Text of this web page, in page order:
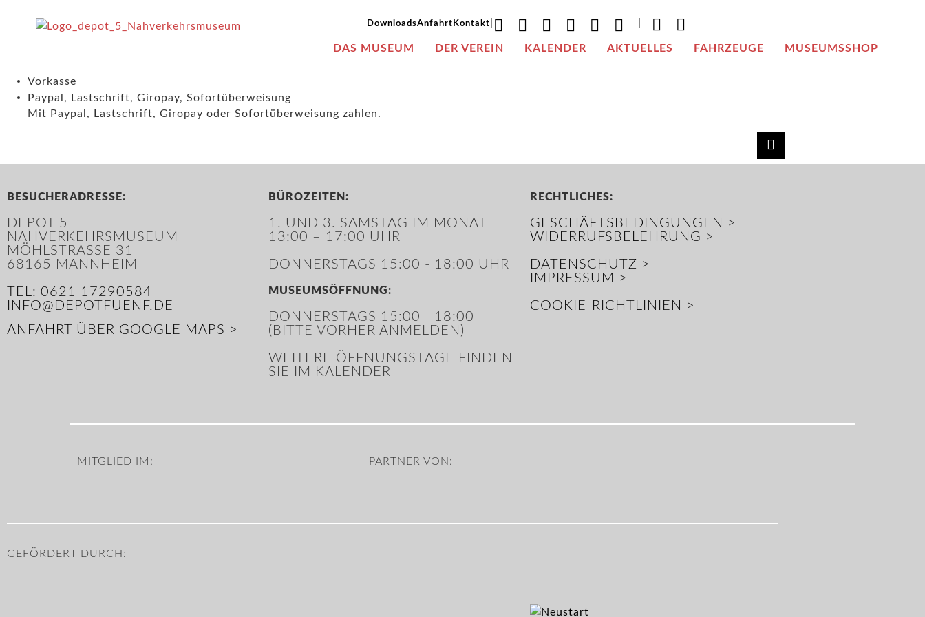
DownloadsAnfahrt Kontakt
DAS MUSEUM DER VEREIN KALENDER AKTUELLES FAHRZEUGE MUSEUMSSHOP
Vorkasse
Paypal, Lastschrift, Giropay, Sofortüberweisung
Mit Paypal, Lastschrift, Giropay oder Sofortüberweisung zahlen.
BESUCHERADRESSE:
DEPOT 5
NAHVERKEHRSMUSEUM
MÖHLSTRASSE 31
68165 MANNHEIM
TEL: 0621 17290584
INFO@DEPOTFUENF.DE
ANFAHRT ÜBER GOOGLE MAPS >
BÜROZEITEN:
1. UND 3. SAMSTAG IM MONAT
13:00 – 17:00 UHR
DONNERSTAGS 15:00 - 18:00 UHR
MUSEUMSÖFFNUNG:
DONNERSTAGS 15:00 - 18:00
(BITTE VORHER ANMELDEN)
WEITERE ÖFFNUNGSTAGE FINDEN
SIE IM KALENDER
RECHTLICHES:
GESCHÄFTSBEDINGUNGEN >
WIDERRUFSBELEHRUNG >
DATENSCHUTZ >
IMPRESSUM >
COOKIE-RICHTLINIEN >
MITGLIED IM: PARTNER VON:
GEFÖRDERT DURCH: